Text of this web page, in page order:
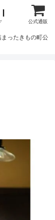
公式通販
ったきもの町公